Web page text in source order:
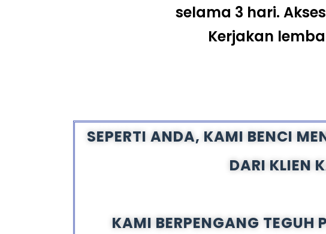
selama 3 hari.
Kerjakan
SEPERTI ANDA, KAMI BENCI
DARI KLIEN
KAMI BERPENGANG TEGUH